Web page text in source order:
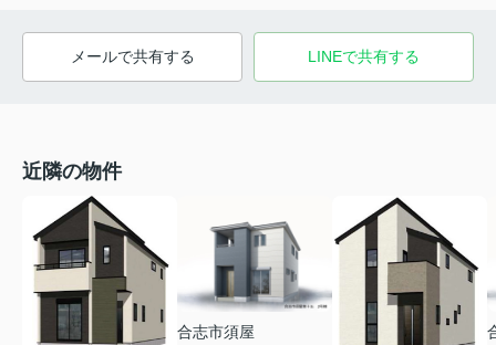
メールで共有する LINEで共有する
近隣の物件
合志市須屋